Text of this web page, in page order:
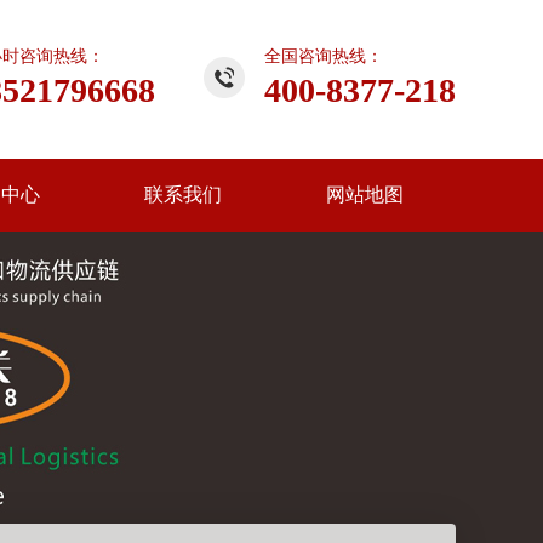
全国咨询热线：
400-8377-218
咨询热线：
心 联系我们 网站地图